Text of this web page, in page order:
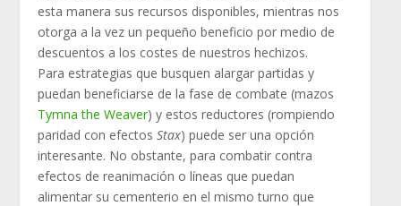
esta manera sus recursos disponibles, mientras nos
otorga a la vez un pequeño beneficio por medio de
descuentos a los costes de nuestros hechizos.
Para estrategias que busquen alargar partidas y
puedan beneficiarse de la fase de combate (mazos
Tymna the Weaver) y estos reductores (rompiendo
paridad con efectosStax) puede ser una opción
interesante. No obstante, para combatir contra
efectos de reanimación o líneas que puedan
alimentar su cementerio en el mismo turno que